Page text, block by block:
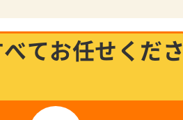
てお任せくださ